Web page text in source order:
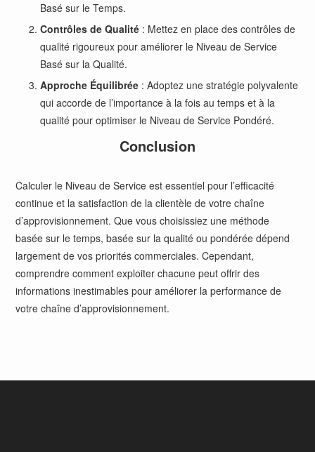
Basé sur le Temps.
Contrôles de Qualité : Mettez en place des contrôles de
qualité rigoureux pour améliorer le Niveau de Service
Basé sur la Qualité.
Approche Équilibrée : Adoptez une stratégie polyvalente
qui accorde de l’importance à la fois au temps et à la
qualité pour optimiser le Niveau de Service Pondéré.
Conclusion
Calculer le Niveau de Service est essentiel pour l’efficacité
continue et la satisfaction de la clientèle de votre chaîne
d’approvisionnement. Que vous choisissiez une méthode
basée sur le temps, basée sur la qualité ou pondérée dépend
largement de vos priorités commerciales. Cependant,
comprendre comment exploiter chacune peut offrir des
informations inestimables pour améliorer la performance de
votre chaîne d’approvisionnement.